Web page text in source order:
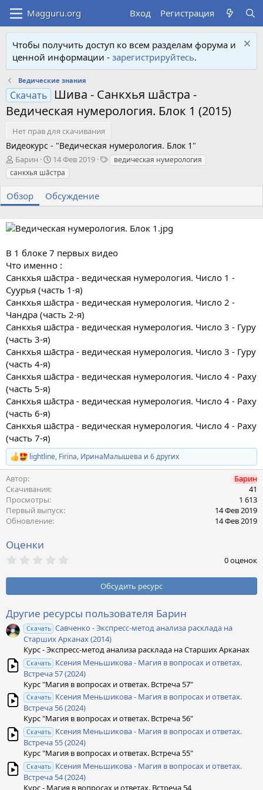
Вход Регистрация
Чтобы получить доступ ко всем разделам форума и
ценной информации - зарегистрируйтесь.
Ведические знания
Скачать
Шива - Санкхья шāстра -
Ведическая нумерология. Блок 1 (2015)
Нет прав для скачивания
Видеокурс - "Ведическая нумерология. Блок 1"
А
в
т
о
р
Барин
Д
а
т
а
с
д
н
и
я
14 Фев 2019
Т ведическая нумерология
санкхья шāстра
Обзор Обсуждение
В 1 блоке 7 первых видео
Что именно :
Санкхья шāстра - ведическая нумерология. Число 1 -
Суурья (часть 1-я)
Санкхья шāстра - ведическая нумерология. Число 2 -
Чандра (часть 2-я)
Санкхья шāстра - ведическая нумерология. Число 3 - Гуру
(часть 3-я)
Санкхья шāстра - ведическая нумерология. Число 3 - Гуру
(часть 4-я)
Санкхья шāстра - ведическая нумерология. Число 4 - Раху
(часть 5-я)
Санкхья шāстра - ведическая нумерология. Число 4 - Раху
(часть 6-я)
Санкхья шāстра - ведическая нумерология. Число 4 - Раху
(часть 7-я)
Р
е
а
к
ц
и
и
:
lightline, Firina, ИринаМалышева и 6 других
Автор
Барин
Скачивания
41
Просмотры
1 613
Первый выпуск
14 Фев 2019
Обновление
14 Фев 2019
Оценки
0
з
ё
з
д
0 оценок
Обсудить ресурс
Другие ресурсы пользователя Барин
Скачать Савченко - Экспресс-метод анализа расклада на
Старших Арканах (2014)
Курс - Экспресс-метод анализа расклада на Старших Арканах
Скачать Ксения Меньшикова - Магия в вопросах и ответах.
Встреча 57 (2024)
Курс "Магия в вопросах и ответах. Встреча 57"
Скачать Ксения Меньшикова - Магия в вопросах и ответах.
Встреча 56 (2024)
Курс "Магия в вопросах и ответах. Встреча 56"
Скачать Ксения Меньшикова - Магия в вопросах и ответах.
Встреча 55 (2024)
Курс "Магия в вопросах и ответах. Встреча 55"
Скачать Ксения Меньшикова - Магия в вопросах и ответах.
Встреча 54 (2024)
Курс - Магия в вопросах и ответах. Встреча 54